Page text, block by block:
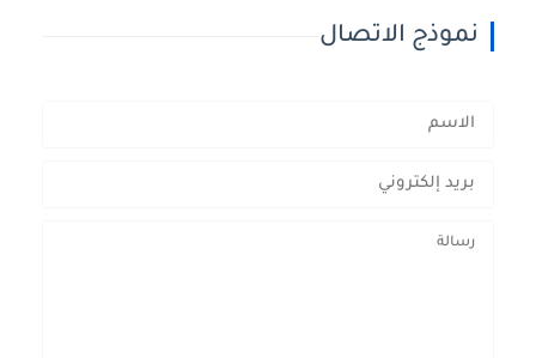
نموذج الاتصال